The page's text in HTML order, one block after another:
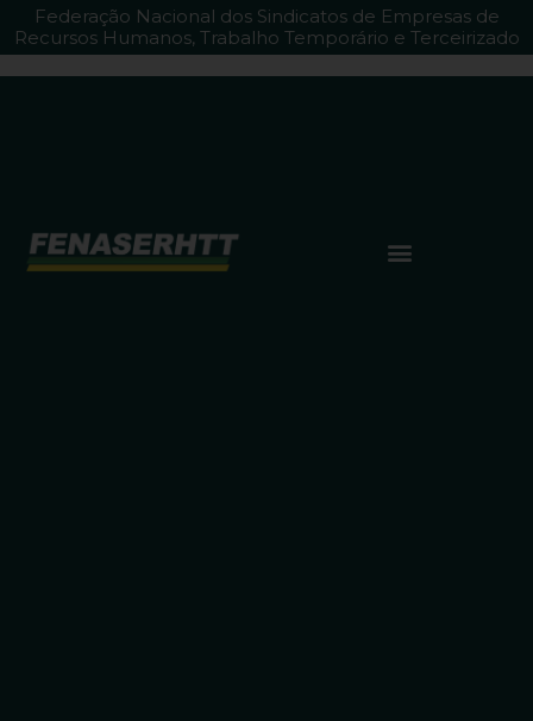
Federação Nacional dos Sindicatos de Empresas de
Recursos Humanos, Trabalho Temporário e Terceirizado